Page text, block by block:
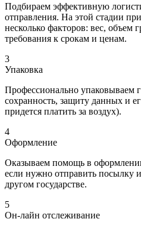
Подбираем эффективную
отправления. На этой стадии
несколько факторов: вес, объем
требования к срокам и ценам.
3
Упаковка
Профессионально упаковываем
сохранность, защиту данных и
придется платить за воздух).
4
Оформление
Оказываем помощь в
если нужно отправить посылку
другом государстве.
5
Он-лайн отслеживание